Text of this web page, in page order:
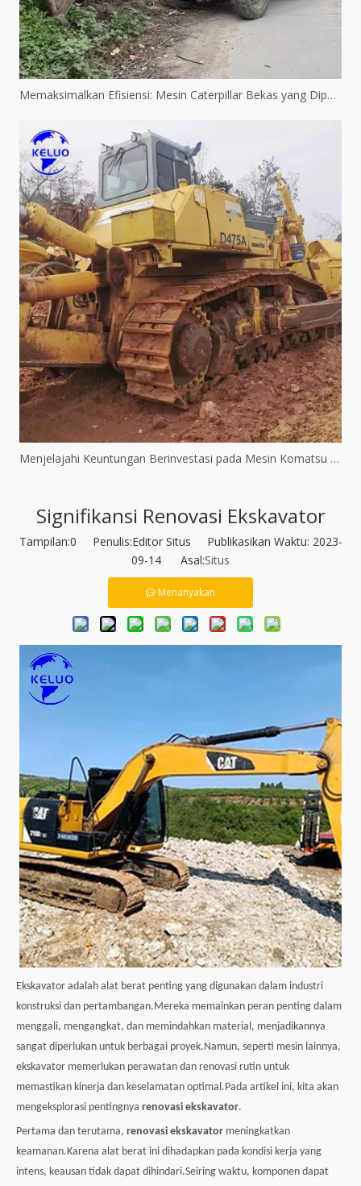
Memaksimalkan Efisiensi: Mesin Caterpillar Bekas yang Diperbaharui
Menjelajahi Keuntungan Berinvestasi pada Mesin Komatsu Bekas
Signifikansi Renovasi Ekskavator
Tampilan:0 Penulis:Editor Situs Publikasikan Waktu: 2023-
09-14 Asal:Situs
Menanyakan
Ekskavator adalah alat berat penting yang digunakan dalam industri
konstruksi dan pertambangan.Mereka memainkan peran penting dalam
menggali, mengangkat, dan memindahkan material, menjadikannya
sangat diperlukan untuk berbagai proyek.Namun, seperti mesin lainnya,
ekskavator memerlukan perawatan dan renovasi rutin untuk
memastikan kinerja dan keselamatan optimal.Pada artikel ini, kita akan
mengeksplorasi pentingnya renovasi ekskavator.
Pertama dan terutama, renovasi ekskavator meningkatkan
keamanan.Karena alat berat ini dihadapkan pada kondisi kerja yang
intens, keausan tidak dapat dihindari.Seiring waktu, komponen dapat